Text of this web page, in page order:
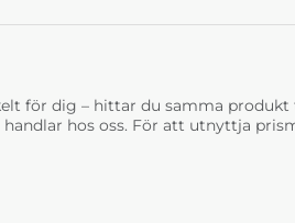
för dig – hittar du samma produkt
hos oss. För att utnyttja